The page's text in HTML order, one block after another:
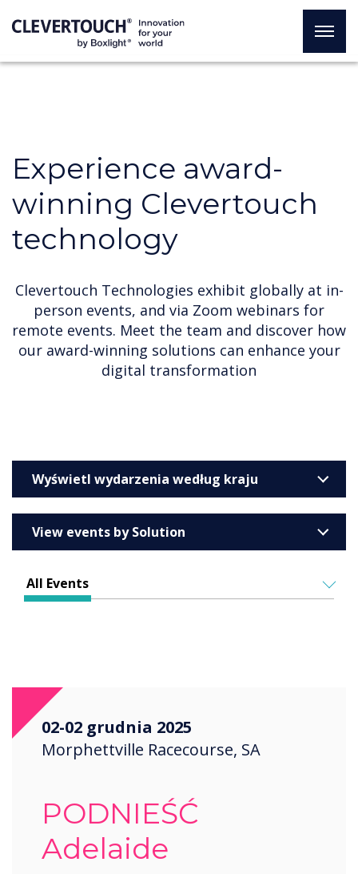
Experience award-
winning Clevertouch
technology
Clevertouch Technologies exhibit globally at in-
person events, and via Zoom webinars for
remote events. Meet the team and discover how
our award-winning solutions can enhance your
digital transformation
Wyświetl wydarzenia według kraju
United Kingdom
Australia
Barcelona
Ireland
Saudi Arabia
USA
Wales
View events by Solution
Education
Retail
All Events
02-02 grudnia 2025
Morphettville Racecourse, SA
PODNIEŚĆ
Adelaide